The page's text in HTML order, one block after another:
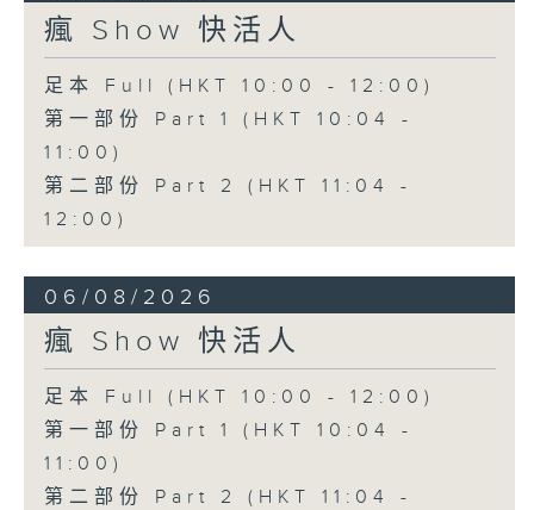
瘋 Show 快活人
足本 Full (HKT 10:00 - 12:00)
第一部份 Part 1 (HKT 10:04 -
11:00)
第二部份 Part 2 (HKT 11:04 -
12:00)
06/08/2026
瘋 Show 快活人
足本 Full (HKT 10:00 - 12:00)
第一部份 Part 1 (HKT 10:04 -
11:00)
第二部份 Part 2 (HKT 11:04 -